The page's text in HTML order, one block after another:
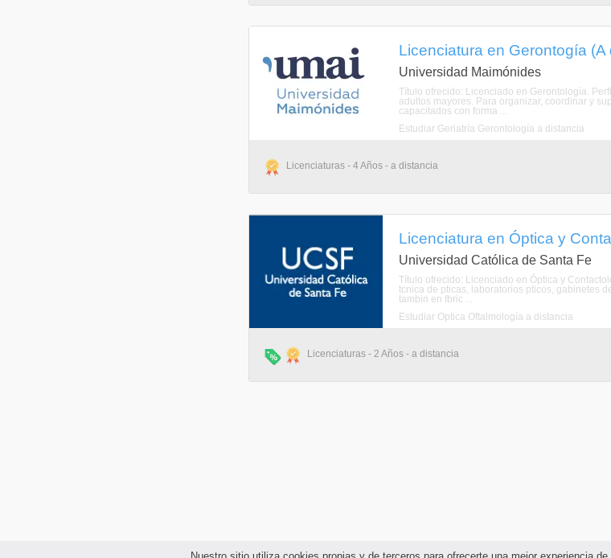
Licenciatura en Gerontogía (A
Universidad Maimónides
Título ofrecido: Licenciado en Gerontología.
adultos mayores. Para organizar, coordinar y
capacitados con forma ...
Estudiar Geriatría Gerontología a distancia
Licenciaturas - 4 Años - a distancia
Licenciatura en Óptica y
Universidad Católica de Santa Fe
Título ofrecido: Licenciado en Óptica y
tcnica de pticas, laboratorios pticos, gabinetes
tambin en fbric ...
Estudiar Óptica Oftalmología a distancia
Licenciaturas - 2 Años - a distancia